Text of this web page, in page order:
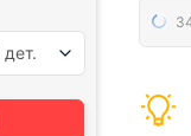
дет.